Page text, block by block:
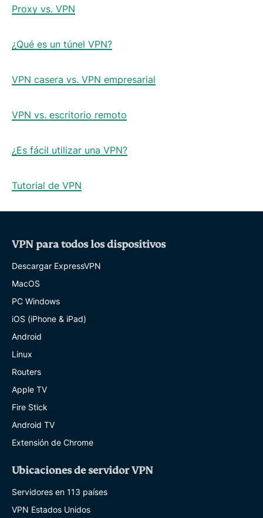
Proxy vs. VPN
¿Qué es un túnel VPN?
VPN casera vs. VPN empresarial
VPN vs. escritorio remoto
¿Es fácil utilizar una VPN?
Tutorial de VPN
VPN para todos los dispositivos
Descargar ExpressVPN
MacOS
PC Windows
iOS (iPhone & iPad)
Android
Linux
Routers
Apple TV
Fire Stick
Android TV
Extensión de Chrome
Ubicaciones de servidor VPN
Servidores en 113 países
VPN Estados Unidos